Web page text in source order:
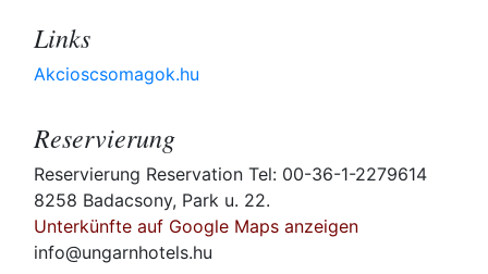
Links
Akcioscsomagok.hu
Reservierung
Reservierung Reservation Tel: 00-36-1-2279614
8258 Badacsony, Park u. 22.
Unterkünfte auf Google Maps anzeigen
info@ungarnhotels.hu